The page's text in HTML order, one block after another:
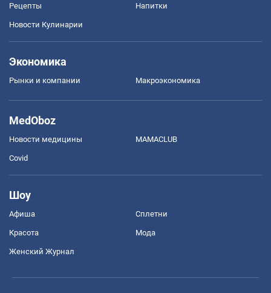
Рецепты Напитки
Новости Кулинарии
Экономика
Рынки и компании Mакроэкономика
MedOboz
Новости медицины MAMACLUB
Covid
Шоу
Афиша Сплетни
Красота Мода
Женский Журнал